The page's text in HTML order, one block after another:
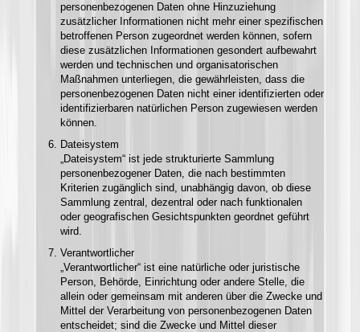
personenbezogenen Daten ohne Hinzuziehung
zusätzlicher Informationen nicht mehr einer spezifischen
betroffenen Person zugeordnet werden können, sofern
diese zusätzlichen Informationen gesondert aufbewahrt
werden und technischen und organisatorischen
Maßnahmen unterliegen, die gewährleisten, dass die
personenbezogenen Daten nicht einer identifizierten oder
identifizierbaren natürlichen Person zugewiesen werden
können.
Dateisystem
„Dateisystem“ ist jede strukturierte Sammlung
personenbezogener Daten, die nach bestimmten
Kriterien zugänglich sind, unabhängig davon, ob diese
Sammlung zentral, dezentral oder nach funktionalen
oder geografischen Gesichtspunkten geordnet geführt
wird.
Verantwortlicher
„Verantwortlicher“ ist eine natürliche oder juristische
Person, Behörde, Einrichtung oder andere Stelle, die
allein oder gemeinsam mit anderen über die Zwecke und
Mittel der Verarbeitung von personenbezogenen Daten
entscheidet; sind die Zwecke und Mittel dieser